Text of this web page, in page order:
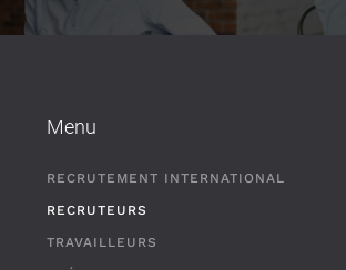
Menu
RECRUTEMENT INTERNATIONAL
RECRUTEURS
TRAVAILLEURS